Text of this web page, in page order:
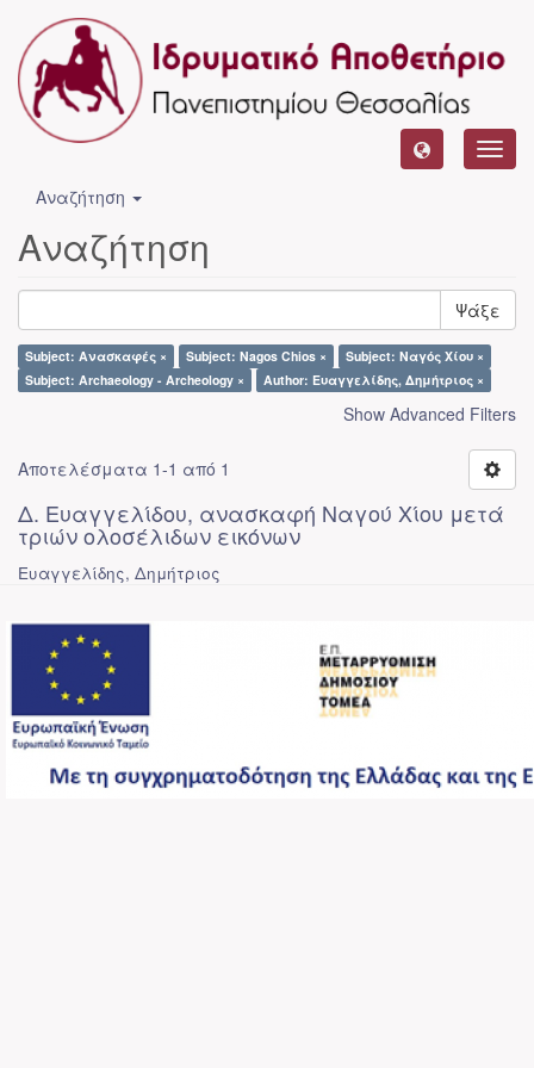
Αναζήτηση
Αναζήτηση
Ψάξε
Subject: Ανασκαφές × Subject: Nagos Chios ×
Subject: Ναγός Χίου ×
Subject: Archaeology - Archeology ×
Author: Ευαγγελίδης, Δημήτριος ×
Show Advanced Filters
Αποτελέσματα 1-1 από 1
Δ. Ευαγγελίδου, ανασκαφή Ναγού Χίου μετά
τριών ολοσέλιδων εικόνων
Ευαγγελίδης, Δημήτριος